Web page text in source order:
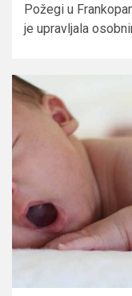
Požegi u
je upravljala